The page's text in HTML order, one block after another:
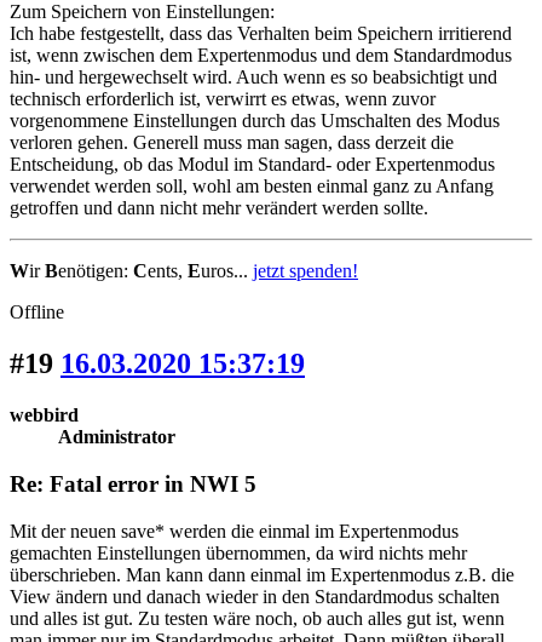
Zum Speichern von Einstellungen:
Ich habe festgestellt, dass das Verhalten beim Speichern irritierend
ist, wenn zwischen dem Expertenmodus und dem Standardmodus
hin- und hergewechselt wird. Auch wenn es so beabsichtigt und
technisch erforderlich ist, verwirrt es etwas, wenn zuvor
vorgenommene Einstellungen durch das Umschalten des Modus
verloren gehen. Generell muss man sagen, dass derzeit die
Entscheidung, ob das Modul im Standard- oder Expertenmodus
verwendet werden soll, wohl am besten einmal ganz zu Anfang
getroffen und dann nicht mehr verändert werden sollte.
WirBenötigen: Cents, Euros... jetzt spenden!
Offline
#19 16.03.2020 15:37:19
webbird
Administrator
Re: Fatal error in NWI 5
Mit der neuen save* werden die einmal im Expertenmodus
gemachten Einstellungen übernommen, da wird nichts mehr
überschrieben. Man kann dann einmal im Expertenmodus z.B. die
View ändern und danach wieder in den Standardmodus schalten
und alles ist gut. Zu testen wäre noch, ob auch alles gut ist, wenn